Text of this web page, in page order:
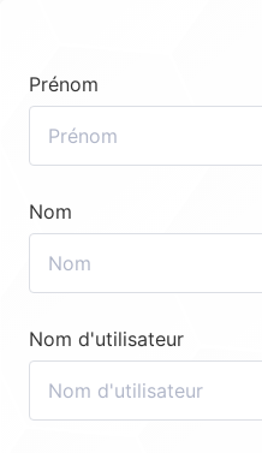
Prénom
Nom
Nom d'utilisateur